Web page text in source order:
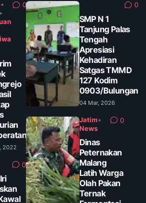
•
•
0
2022
0
0
SMP N 1
Tanjung Palas
Tengah
Apresiasi
Kehadiran
Satgas TMMD
127 Kodim
0903/Bulungan
04 Mar, 2026
Jatim•
News
0
Dinas
Peternakan
Malang
Latih Warga
Olah Pakan
Ternak